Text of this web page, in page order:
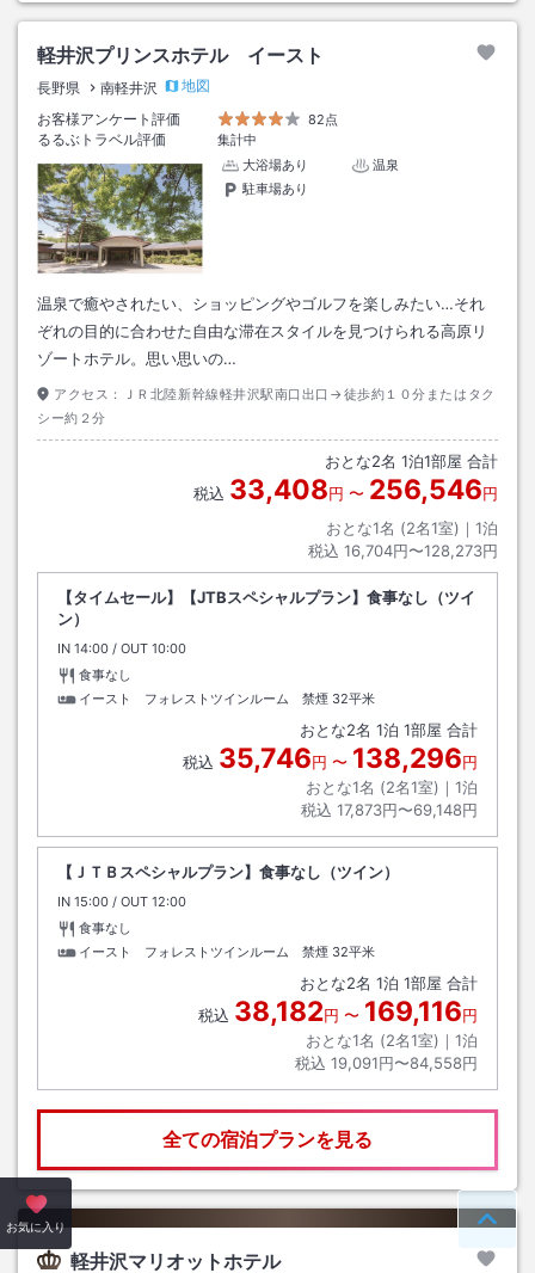
軽井沢プリンスホテル イースト
長野県 南軽井沢
地図
お客様アンケート評価
82点
るるぶトラベル評価
集計中
大浴場あり
温泉
駐車場あり
温泉で癒やされたい、ショッピングやゴルフを楽しみたい…それ
ぞれの目的に合わせた自由な滞在スタイルを見つけられる高原リ
ゾートホテル。思い思いの…
アクセス：
ＪＲ北陸新幹線軽井沢駅南口出口→徒歩約１０分またはタク
シー約２分
おとな2名 1泊1部屋 合計
税込 33,408円 〜 256,546円
おとな1名 (2名1室)｜ 1泊
税込 16,704円〜128,273円
【タイムセール】【JTBスペシャルプラン】食事なし（ツイ
ン）
IN チェックイン
14:00 / OUT チェックアウト
10:00
食事なし
イースト フォレストツインルーム 禁煙 32平米
おとな2名 1泊 1部屋 合計
税込 35,746円 〜 138,296円
おとな1名 (2名1室)｜ 1泊
税込 17,873円〜69,148円
【ＪＴＢスペシャルプラン】食事なし（ツイン）
IN チェックイン
15:00 / OUT チェックアウト
12:00
食事なし
イースト フォレストツインルーム 禁煙 32平米
おとな2名 1泊 1部屋 合計
税込 38,182円 〜 169,116円
おとな1名 (2名1室)｜ 1泊
税込 19,091円〜84,558円
全ての宿泊プランを見る
軽井沢マリオットホテル
お気に入り ペー